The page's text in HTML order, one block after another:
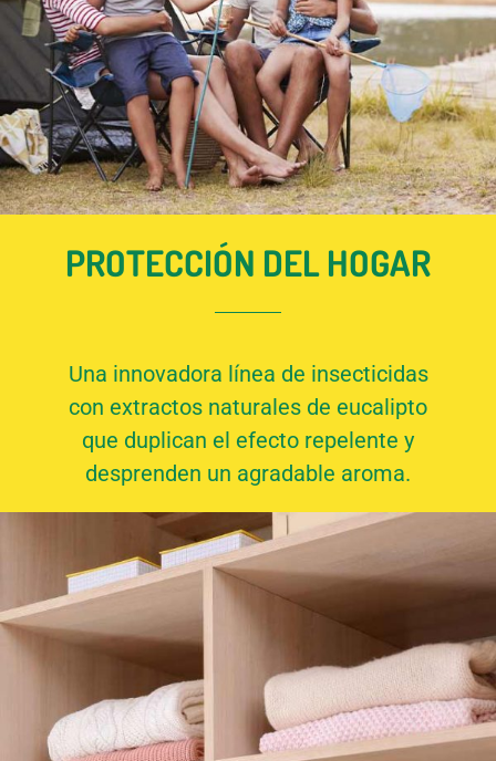
PROTECCIÓN DEL HOGAR
Una innovadora línea de insecticidas
con extractos naturales de eucalipto
que duplican el efecto repelente y
desprenden un agradable aroma.